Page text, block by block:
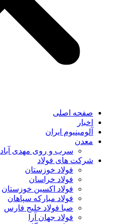
صفحه اصلی
اخبار
آلومینیوم ایران
معدن
سرب و روی مهدی آباد
شرکت های فولاد
فولاد خوزستان
فولاد خراسان
فولاد اکسین خوزستان
فولاد مبارکه سپاهان
صبا فولاد خلیج فارس
فولاد جهان آرا